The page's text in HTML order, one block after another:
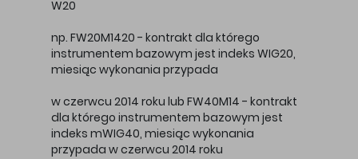
W20
np. FW20M1420 - kontrakt dla którego
instrumentem bazowym jest indeks WIG20,
miesiąc wykonania przypada
w czerwcu 2014 roku lub FW40M14 - kontrakt
dla którego instrumentem bazowym jest
indeks mWIG40, miesiąc wykonania
przypada w czerwcu 2014 roku